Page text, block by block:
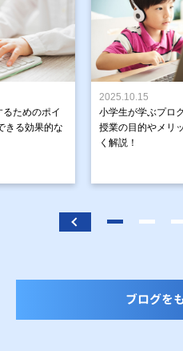
ためのポイ
きる効果的な
2025.10.15
小学生が学ぶプロ
授業の目的やメリ
く解説！
ブログを